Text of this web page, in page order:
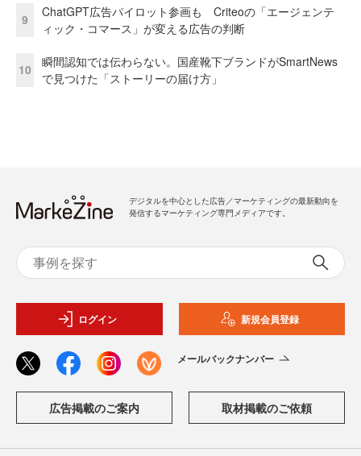
9
ChatGPT広告パイロット参画も Criteoの「エージェンテ
ィック・コマース」が変える広告の判断
10
瞬間認知では伝わらない。国産靴下ブランドがSmartNews
で見つけた「ストーリーの届け方」
デジタルを中心とした広告／マーケティングの最新動向を
発信するマーケティング専門メディアです。
ログイン 新規会員登録
メールバックナンバー
広告掲載のご案内 取材掲載のご依頼